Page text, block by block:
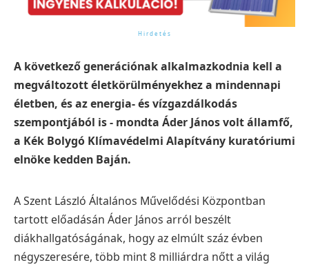
A következő generációnak alkalmazkodnia kell a
megváltozott életkörülményekhez a mindennapi
életben, és az energia- és vízgazdálkodás
szempontjából is - mondta Áder János volt államfő,
a Kék Bolygó Klímavédelmi Alapítvány kuratóriumi
elnöke kedden Baján.
A Szent László Általános Művelődési Központban
tartott előadásán Áder János arról beszélt
diákhallgatóságának, hogy az elmúlt száz évben
négyszeresére, több mint 8 milliárdra nőtt a világ